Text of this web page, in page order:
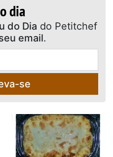
dia
do Dia do Petitchef
email.
se